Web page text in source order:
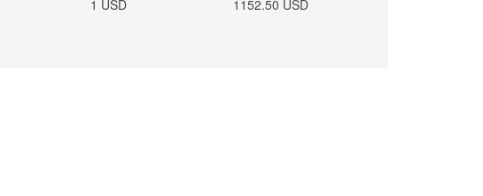
1 USD 1152.50 USD